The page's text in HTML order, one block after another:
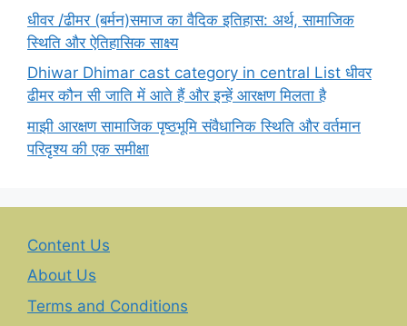
धीवर /ढीमर (बर्मन)समाज का वैदिक इतिहास: अर्थ, सामाजिक
स्थिति और ऐतिहासिक साक्ष्य
Dhiwar Dhimar cast category in central List धीवर
ढीमर कौन सी जाति में आते हैं और इन्हें आरक्षण मिलता है
माझी आरक्षण सामाजिक पृष्ठभूमि संवैधानिक स्थिति और वर्तमान
परिदृश्य की एक समीक्षा
Content Us
About Us
Terms and Conditions